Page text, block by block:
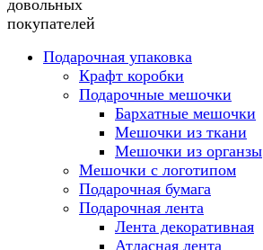
довольных
покупателей
Подарочная упаковка
Крафт коробки
Подарочные мешочки
Бархатные мешочки
Мешочки из ткани
Мешочки из органзы
Мешочки с логотипом
Подарочная бумага
Подарочная лента
Лента декоративная
Атласная лента